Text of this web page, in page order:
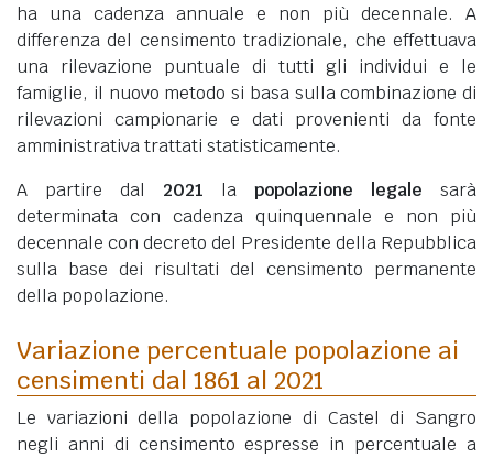
ha una cadenza annuale e non più decennale. A
differenza del censimento tradizionale, che effettuava
una rilevazione puntuale di tutti gli individui e le
famiglie, il nuovo metodo si basa sulla combinazione di
rilevazioni campionarie e dati provenienti da fonte
amministrativa trattati statisticamente.
A partire dal 2021 la popolazione legale sarà
determinata con cadenza quinquennale e non più
decennale con decreto del Presidente della Repubblica
sulla base dei risultati del censimento permanente
della popolazione.
Variazione percentuale popolazione ai
censimenti dal 1861 al 2021
Le variazioni della popolazione di Castel di Sangro
negli anni di censimento espresse in percentuale a